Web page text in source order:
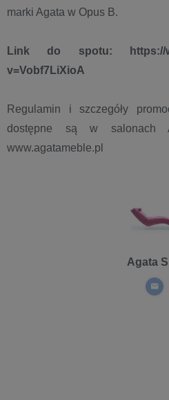
marki Agata w Opus B.
Link do spotu: https://
v=Vobf7LiXioA
Regulamin i szczegóły
dostępne są w salonach
www.agatameble.pl
Agata